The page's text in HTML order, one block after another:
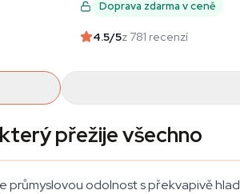
Doprava zdarma v ceně
4.5/5z 781 recenzí
přežije všechno
odolnost s překvapivě